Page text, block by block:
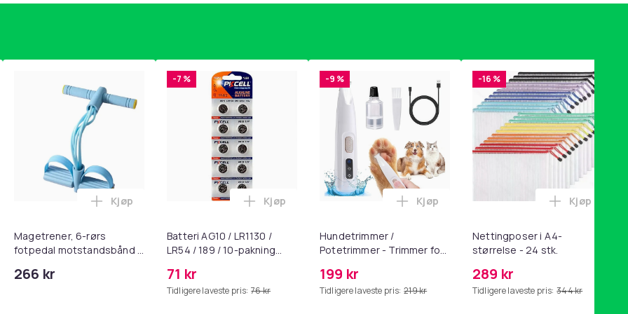
QC 2 AE 2, AE 2i, AE 2w, SoundTrue, SoundLink Black i handlekurven
trakte 0,7 l, rosa i handlekurven
Magetrener, 6-rørs
fotpedal motstandsbånd -
yoga og
266 kr
Legg Magetrener, 6-rørs fotpedal motstandsbånd - mage- og kjernetrening, yoga og
Kjøp
-7 %
Batteri AG10 / LR1130 /
LR54 / 189 / 10-pakning
71 kr
Tidligere laveste pris: 76 kr
Legg Batteri AG10 / LR1130 / LR54 / 189 / 10-pakning PKcell i
Kjøp
-9 %
Hundetrimmer /
Potetrimmer - Trimmer for
199 kr
Tidligere laveste pris: 219 kr
Legg Hundetrimmer / Potetrimmer -
Kjøp
-16 %
Nettingposer i A4-
størrelse - 24 stk.
289 kr
Tidligere laveste pris: 344 kr
Legg
Kjøp